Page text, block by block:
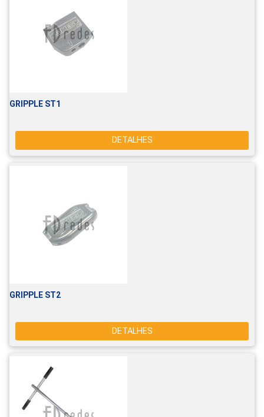
GRIPPLE ST1
DETALHES
GRIPPLE ST2
DETALHES